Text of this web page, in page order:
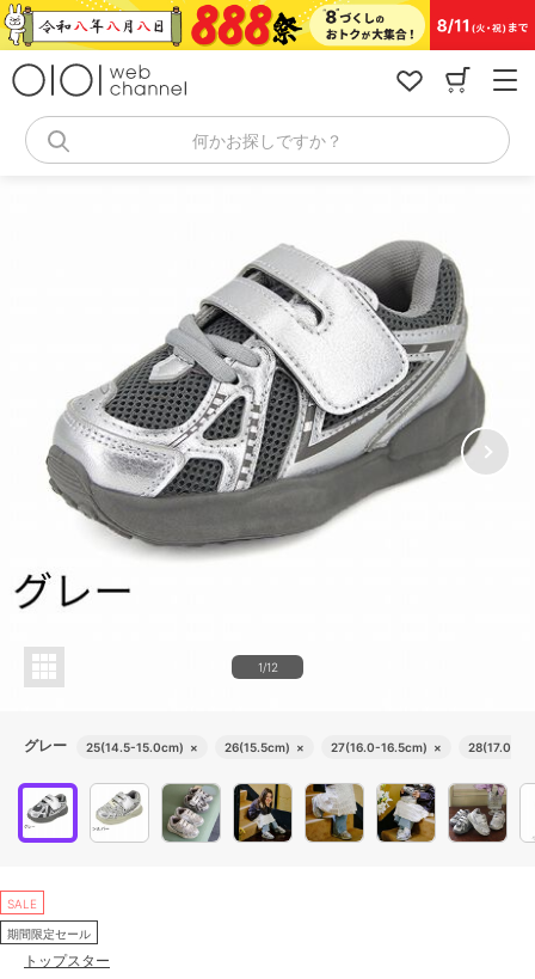
コ
ン
何かお探しですか？
1/12
グレー 25(14.5-15.0cm) × 26(15.5cm) × 27(16.0-16.5cm) × 28(17.0cm)
SALE
期間限定セール
トップスター